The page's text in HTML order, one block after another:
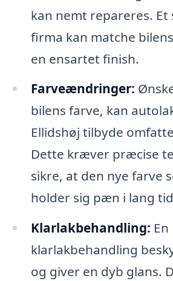
kan nemt repareres. Et
firma kan matche
en ensartet finish.
Farveændringer:
bilens farve, kan
Ellidshøj tilbyde
Dette kræver præcise
sikre, at den nye farve
holder sig pæn i lang
Klarlakbehandling: En
klarlakbehandling
og giver en dyb glans.